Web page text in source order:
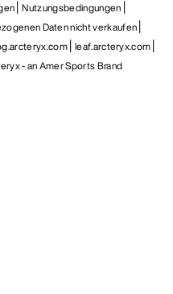
Nutzungsbedingungen
Daten nicht verkaufen
leaf.arcteryx.com
- an Amer Sports Brand